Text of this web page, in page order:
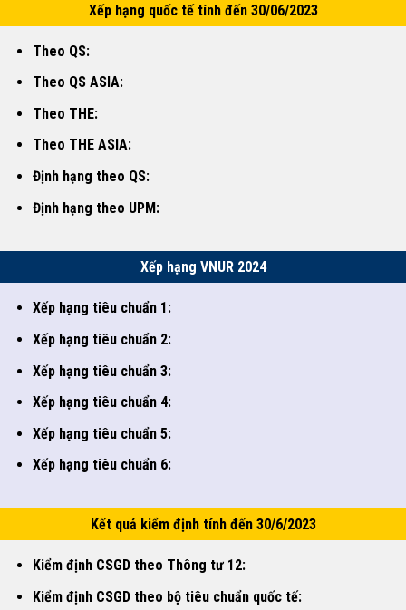
Xếp hạng quốc tế tính đến 30/06/2023
Theo QS:
Theo QS ASIA:
Theo THE:
Theo THE ASIA:
Định hạng theo QS:
Định hạng theo UPM:
Xếp hạng VNUR 2024
Xếp hạng tiêu chuẩn 1:
Xếp hạng tiêu chuẩn 2:
Xếp hạng tiêu chuẩn 3:
Xếp hạng tiêu chuẩn 4:
Xếp hạng tiêu chuẩn 5:
Xếp hạng tiêu chuẩn 6:
Kết quả kiểm định tính đến 30/6/2023
Kiểm định CSGD theo Thông tư 12:
Kiểm định CSGD theo bộ tiêu chuẩn quốc tế: